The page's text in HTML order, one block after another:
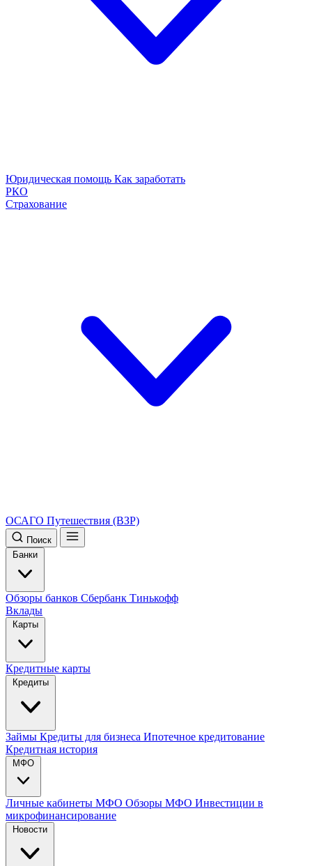
Юридическая помощь Как заработать
РКО
Страхование
ОСАГО Путешествия (ВЗР)
Поиск
Банки
Обзоры банков Сбербанк Тинькофф
Вклады
Карты
Кредитные карты
Кредиты
Займы Кредиты для бизнеса Ипотечное кредитование
Кредитная история
МФО
Личные кабинеты МФО Обзоры МФО Инвестиции в
микрофинансирование
Новости